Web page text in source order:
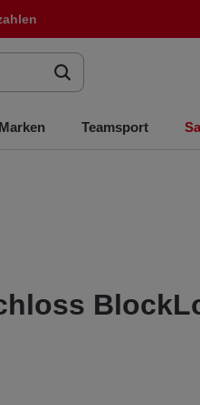
Marken Teamsport